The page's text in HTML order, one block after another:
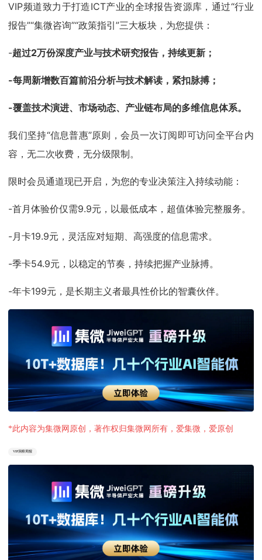
VIP频道致力于打造ICT产业的全球报告资源库，通过“行业
报告”“集微咨询”“政策指引”三大板块，为您提供：
-超过2万份深度产业与技术研究报告，持续更新；
-每周新增数百篇前沿分析与技术解读，紧扣脉搏；
-覆盖技术演进、市场动态、产业链布局的多维信息体系。
我们坚持“信息普惠”原则，会员一次订阅即可访问全平台内
容，无二次收费，无分级限制。
限时会员通道现已开启，为您的专业决策注入持续动能：
-首月体验价仅需9.9元，以最低成本，超值体验完整服务。
-月卡19.9元，灵活应对短期、高强度的信息需求。
-季卡54.9元，以稳定的节奏，持续把握产业脉搏。
-年卡199元，是长期主义者最具性价比的智囊伙伴。
*此内容为集微网原创，著作权归集微网所有，爱集微，爱原创
VIP洞察周报